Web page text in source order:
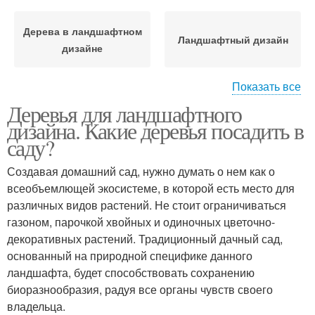
Дерева в ландшафтном
дизайне
Ландшафтный дизайн
Дизайн с применением Хвойные дерева
Декоративные дерева Дерева для сада
Низкорослые дерева Неприхотливые дерева
Показать все
Деревья для ландшафтного
дизайна. Какие деревья посадить в
саду?
Создавая домашний сад, нужно думать о нем как о
всеобъемлющей экосистеме, в которой есть место для
различных видов растений. Не стоит ограничиваться
газоном, парочкой хвойных и одиночных цветочно-
декоративных растений. Традиционный дачный сад,
основанный на природной специфике данного
ландшафта, будет способствовать сохранению
биоразнообразия, радуя все органы чувств своего
владельца.